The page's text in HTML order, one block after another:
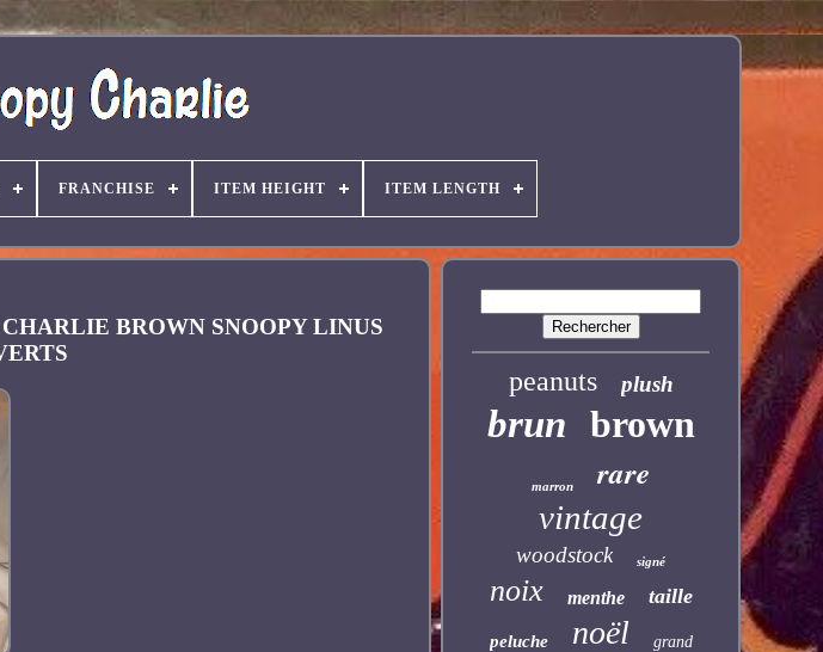
FRANCHISE ITEM HEIGHT ITEM LENGTH
BROWN SNOOPY LINUS
peanuts plush
brun brown
marron rare
vintage
woodstock signé
noix menthe taille
peluche noël grand